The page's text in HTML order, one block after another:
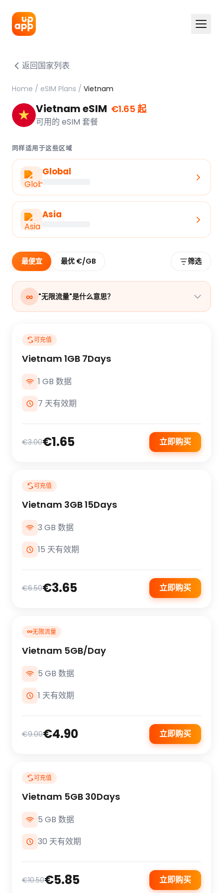
返回国家列表
Home / eSIM Plans / Vietnam
Vietnam eSIM €1.65 起
可用的 eSIM 套餐
同样适用于这些区域
Global
Asia
最便宜 最优 €/GB 筛选
∞ "无限流量"是什么意思？
可充值
Vietnam 1GB 7Days
1 GB 数据
7 天有效期
€3.00€1.65 立即购买
可充值
Vietnam 3GB 15Days
3 GB 数据
15 天有效期
€6.50€3.65 立即购买
∞无限流量
Vietnam 5GB/Day
5 GB 数据
1 天有效期
€9.00€4.90 立即购买
可充值
Vietnam 5GB 30Days
5 GB 数据
30 天有效期
€10.50€5.85 立即购买